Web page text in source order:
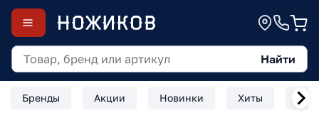
Найти
Бренды Акции Новинки Хиты